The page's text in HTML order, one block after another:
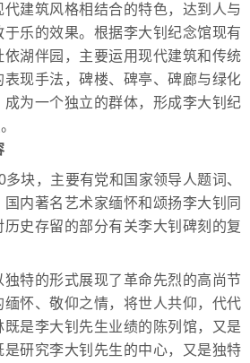
建筑风格相结合的特色，达到人与
乐的效果。根据李大钊纪念馆现有
湖伴园，主要运用现代建筑和传统
现手法，碑楼、碑亭、碑廊与绿化
成为一个独立的群体，形成李大钊纪
，主要有党和国家领导人题词、
内著名艺术家缅怀和颂扬李大钊同
史存留的部分有关李大钊碑刻的复
特的形式展现了革命先烈的高尚节
怀、敬仰之情，将世人共仰，代代
是李大钊先生业绩的陈列馆，又是
研究李大钊先生的中心，又是独特